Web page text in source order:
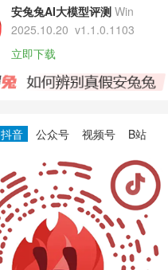
安兔兔AI大模型评测 Win
2025.10.20 v1.1.0.1103
立即下载
抖音 公众号 视频号 B站